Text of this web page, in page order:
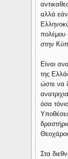
αλλά εάν
πολέμου
στην
Είναι
της
ώστε να
όσα
Στα